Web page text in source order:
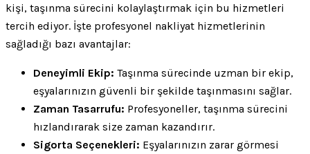
kişi, taşınma sürecini kolaylaştırmak için bu hizmetleri
tercih ediyor. İşte profesyonel nakliyat hizmetlerinin
sağladığı bazı avantajlar:
Deneyimli Ekip: Taşınma sürecinde uzman bir ekip,
eşyalarınızın güvenli bir şekilde taşınmasını sağlar.
Zaman Tasarrufu: Profesyoneller, taşınma sürecini
hızlandırarak size zaman kazandırır.
Sigorta Seçenekleri: Eşyalarınızın zarar görmesi